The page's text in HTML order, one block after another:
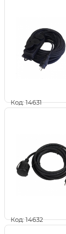
Код: 14631
Код: 14632